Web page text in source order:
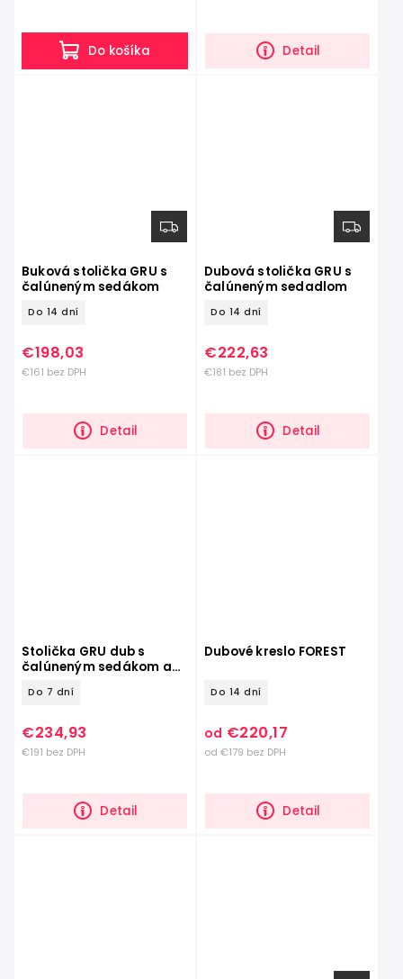
Do košíka Detail
Buková stolička GRU s
čalúneným sedákom
Do 14 dní
€161 bez DPH
€198,03
Detail
Dubová stolička GRU s
čalúneným sedadlom
Do 14 dní
€181 bez DPH
€222,63
Detail
Stolička GRU dub s
čalúneným sedákom a
Do 7 dní
€191 bez DPH
€234,93
Detail
Dubové kreslo FOREST
Do 14 dní
od €179 bez DPH
od €220,17
Detail